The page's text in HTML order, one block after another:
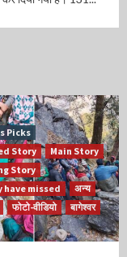
Picks
Story
Main Story
Story
have missed
अन्य
फोटो-वीडियो
बागेश्वर